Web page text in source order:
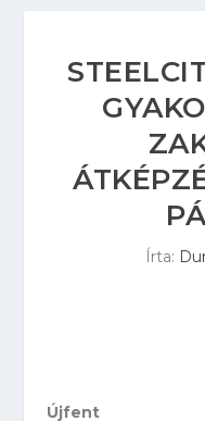
Írta:
Újfent